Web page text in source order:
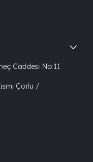
Caddesi No:11
Çorlu /